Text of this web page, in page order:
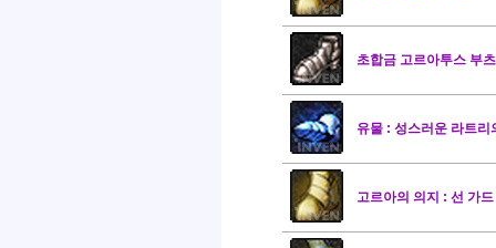
초합금 고르아투스 부츠
유물 : 성스러운 라트리
고르아의 의지 : 선 가